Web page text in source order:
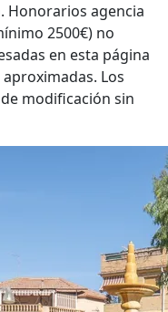
Honorarios agencia
2500€) no
en esta página
Los
modificación sin